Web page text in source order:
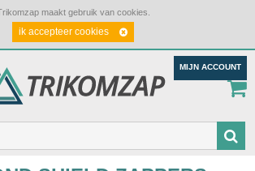
maakt gebruik van cookies.
ik accepteer cookies
MIJN ACCOUNT